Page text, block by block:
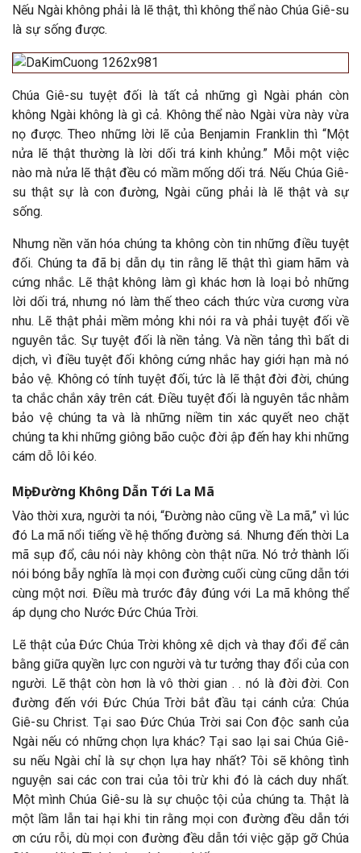
Nếu Ngài không phải là lẽ thật, thì không thể nào Chúa Giê-su
là sự sống được.
Chúa Giê-su tuyệt đối là tất cả những gì Ngài phán còn
không Ngài không là gì cả. Không thể nào Ngài vừa này vừa
nọ được. Theo những lời lẽ của Benjamin Franklin thì “Một
nửa lẽ thật thường là lời dối trá kinh khủng.” Mỗi một việc
nào mà nửa lẽ thật đều có mầm mống dối trá. Nếu Chúa Giê-
su thật sự là con đường, Ngài cũng phải là lẽ thật và sự
sống.
Nhưng nền văn hóa chúng ta không còn tin những điều tuyệt
đối. Chúng ta đã bị dẫn dụ tin rằng lẽ thật thì giam hãm và
cứng nhắc. Lẽ thật không làm gì khác hơn là loại bỏ những
lời dối trá, nhưng nó làm thế theo cách thức vừa cương vừa
nhu. Lẽ thật phải mềm mỏng khi nói ra và phải tuyệt đối về
nguyên tắc. Sự tuyệt đối là nền tảng. Và nền tảng thì bất di
dịch, vì điều tuyệt đối không cứng nhắc hay giới hạn mà nó
bảo vệ. Không có tính tuyệt đối, tức là lẽ thật đời đời, chúng
ta chắc chắn xây trên cát. Điều tuyệt đối là nguyên tắc nhằm
bảo vệ chúng ta và là những niềm tin xác quyết neo chặt
chúng ta khi những giông bão cuộc đời ập đến hay khi những
cám dỗ lôi kéo.
Mọi Đường Không Dẫn Tới La Mã
Vào thời xưa, người ta nói, “Đường nào cũng về La mã,” vì lúc
đó La mã nổi tiếng về hệ thống đường sá. Nhưng đến thời La
mã sụp đổ, câu nói này không còn thật nữa. Nó trở thành lối
nói bóng bẫy nghĩa là mọi con đường cuối cùng cũng dẫn tới
cùng một nơi. Điều mà trước đây đúng với La mã không thể
áp dụng cho Nước Đức Chúa Trời.
Lẽ thật của Đức Chúa Trời không xê dịch và thay đổi để cân
bằng giữa quyền lực con người và tư tưởng thay đổi của con
người. Lẽ thật còn hơn là vô thời gian . . nó là đời đời. Con
đường đến với Đức Chúa Trời bắt đầu tại cánh cửa: Chúa
Giê-su Christ. Tại sao Đức Chúa Trời sai Con độc sanh của
Ngài nếu có những chọn lựa khác? Tại sao lại sai Chúa Giê-
su nếu Ngài chỉ là sự chọn lựa hay nhất? Tôi sẽ không tình
nguyện sai các con trai của tôi trừ khi đó là cách duy nhất.
Một mình Chúa Giê-su là sự chuộc tội của chúng ta. Thật là
một lầm lẫn tai hại khi tin rằng mọi con đường đều dẫn tới
ơn cứu rỗi, dù mọi con đường đều dẫn tới việc gặp gỡ Chúa